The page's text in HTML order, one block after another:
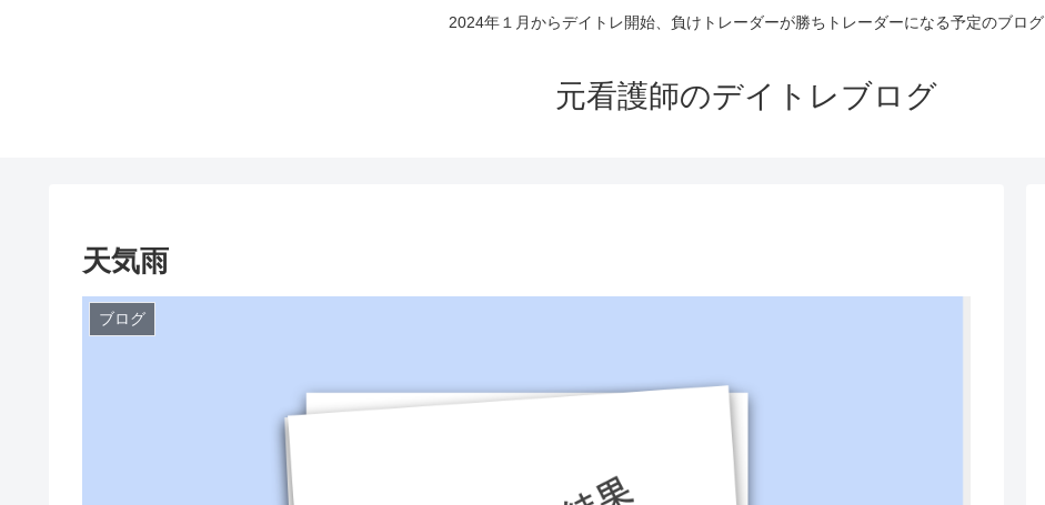
2024年１月からデイトレ開始、負けトレーダーが勝ちトレーダーになる予定のブログ
元看護師のデイトレブログ
天気雨
ブログ